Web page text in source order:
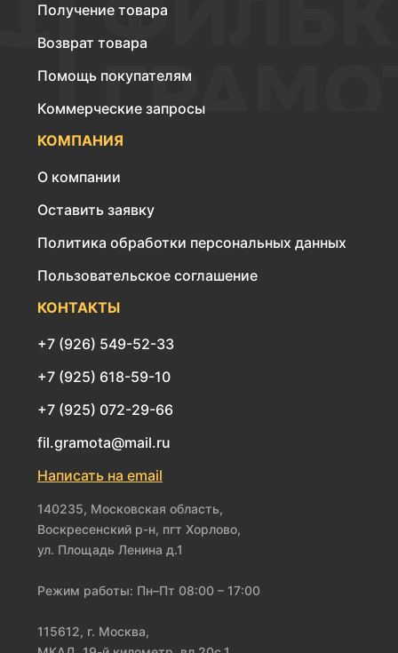
Получение товара
Возврат товара
Помощь покупателям
Коммерческие запросы
КОМПАНИЯ
О компании
Оставить заявку
Политика обработки персональных данных
Пользовательское соглашение
КОНТАКТЫ
+7 (926) 549-52-33
+7 (925) 618-59-10
+7 (925) 072-29-66
fil.gramota@mail.ru
Написать на email
140235, Московская область,
Воскресенский р-н, пгт Хорлово,
ул. Площадь Ленина д.1
Режим работы: Пн–Пт 08:00 – 17:00
115612, г. Москва,